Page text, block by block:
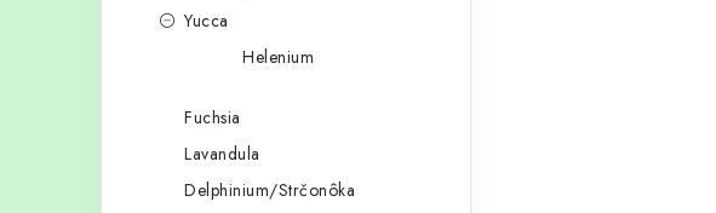
Yucca
Helenium
Fuchsia
Lavandula
Delphinium/Strčonôka